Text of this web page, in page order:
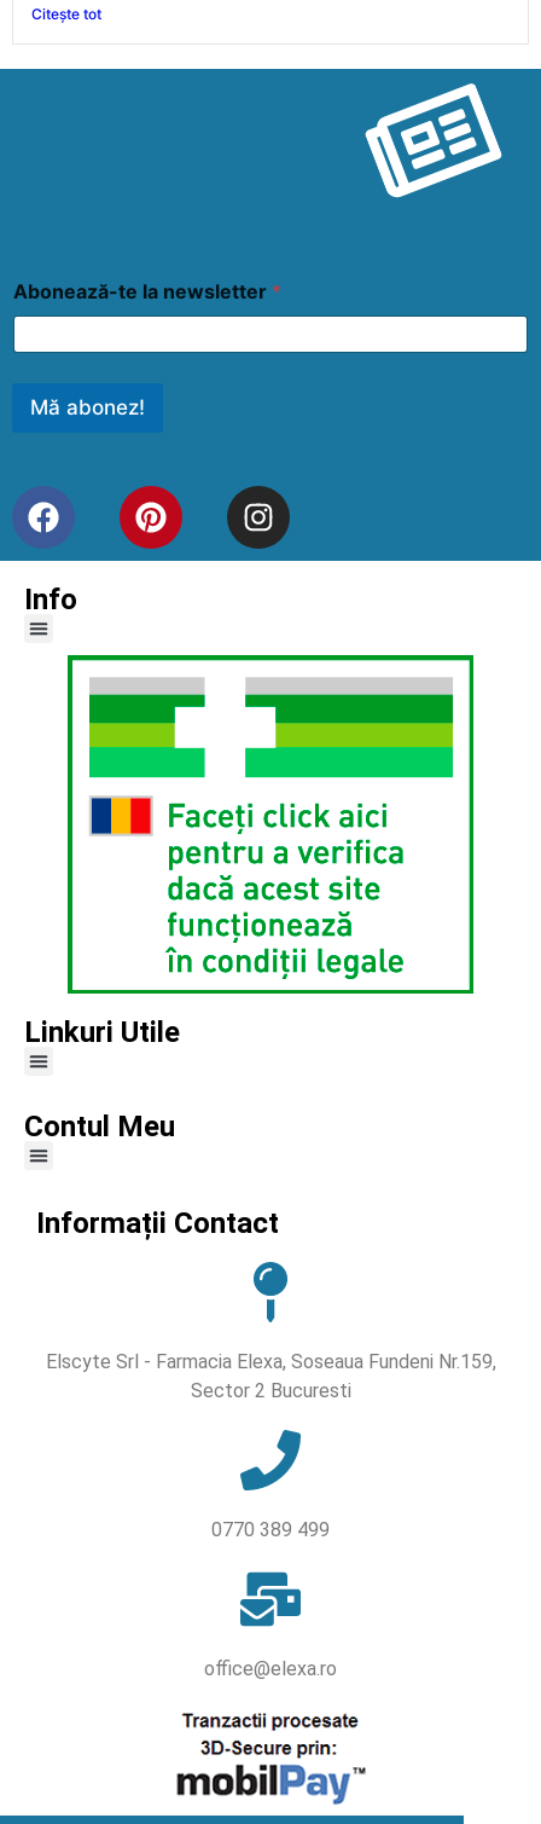
Citește tot
Abonează-te la newsletter *
Mă abonez!
Info
Linkuri Utile
Contul Meu
Informații Contact
Elscyte Srl - Farmacia Elexa, Soseaua Fundeni Nr.159,
Sector 2 Bucuresti
0770 389 499
office@elexa.ro